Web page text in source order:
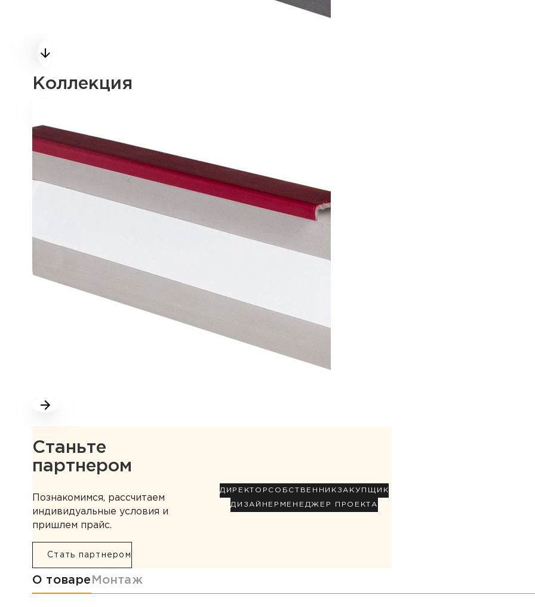
Коллекция
Станьте
партнером
Познакомимся, рассчитаем
индивидуальные условия и
пришлем прайс.
Стать партнером
ДИРЕКТОР СОБСТВЕННИК ЗАКУПЩИК
ДИЗАЙНЕР МЕНЕДЖЕР ПРОЕКТА
Информация о товаре
О товаре Монтаж